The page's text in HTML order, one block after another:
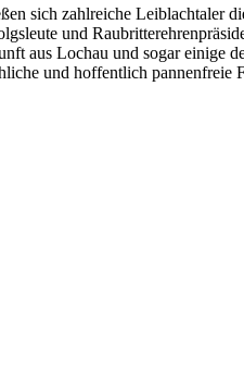
sich zahlreiche
und
aus Lochau und sogar einige
und hoffentlich pannenfreie